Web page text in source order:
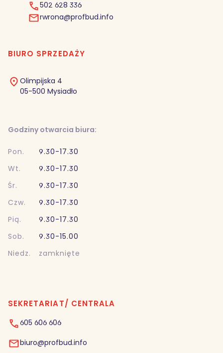
502 628 336
rwrona@profbud.info
BIURO SPRZEDAŻY
Olimpijska 4
05-500 Mysiadło
Godziny otwarcia biura:
Pon.
9.30-17.30
Wt.
9.30-17.30
Śr.
9.30-17.30
Czw.
9.30-17.30
Pią.
9.30-17.30
Sob.
9.30-15.00
Niedz.
zamknięte
SEKRETARIAT/ CENTRALA
605 606 606
biuro@profbud.info